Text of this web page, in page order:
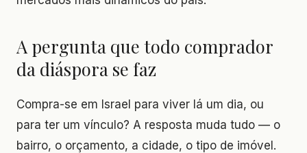
A pergunta que todo comprador
da diáspora se faz
Compra-se em Israel para viver lá um dia, ou
para ter um vínculo? A resposta muda tudo — o
bairro, o orçamento, a cidade, o tipo de imóvel.